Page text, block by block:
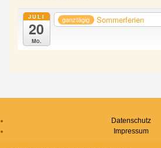
JULI
20
Mo.
ganztägig Sommerferien
Datenschutz
Impressum